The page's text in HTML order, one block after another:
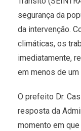
segurança da
da intervenção.
climáticas, os
imediatamente,
em menos de um
O prefeito Dr.
resposta da
momento em